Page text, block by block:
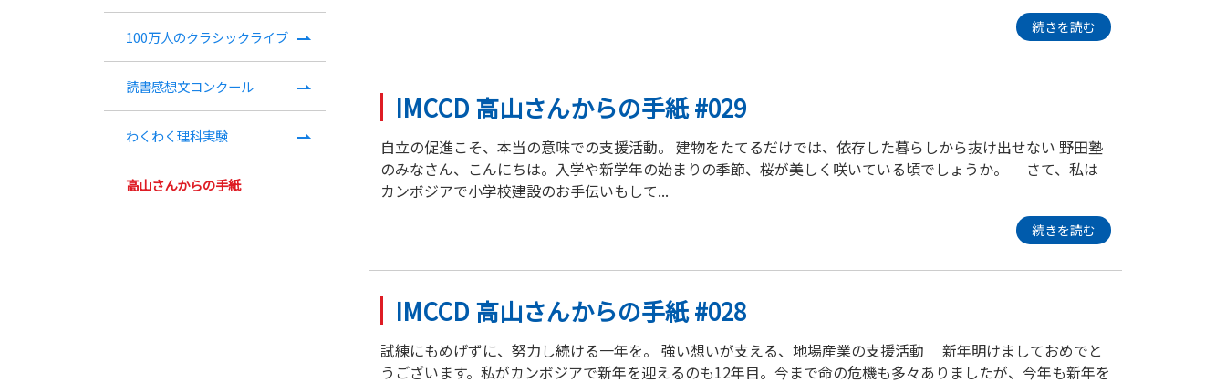
続きを読む
IMCCD 高山さんからの手紙 #029
自立の促進こそ、本当の意味での支援活動。 建物をたてるだけでは、依存した暮らしから抜け出せない 野田塾
のみなさん、こんにちは。入学や新学年の始まりの季節、桜が美しく咲いている頃でしょうか。 さて、私は
カンボジアで小学校建設のお手伝いもして...
続きを読む
IMCCD 高山さんからの手紙 #028
試練にもめげずに、努力し続ける一年を。 強い想いが支える、地場産業の支援活動 新年明けましておめでと
うございます。私がカンボジアで新年を迎えるのも12年目。今まで命の危機も多々ありましたが、今年も新年を
100万人のクラシックライブ
読書感想文コンクール
わくわく理科実験
高山さんからの手紙